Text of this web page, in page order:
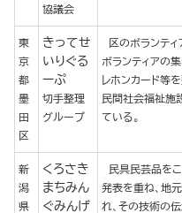
協議会
東
京
都
墨
田
区
きってせ
いりぐる
ーぷ
切手整理
グループ
区のボランティ
ボランティアの
レホンカード等
民間社会福祉施
ている。
新
潟
県
くろさき
まちみん
ぐみんげ
民具民芸品をこ
発表を重ね、地
れ、その技術の